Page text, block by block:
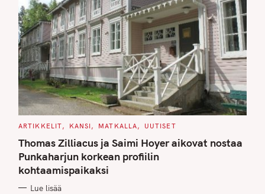
C
T
E
G
O
R
I
S
ARTIKKELIT KANSI MATKALLA UUTISET
Thomas Zilliacus ja Saimi Hoyer aikovat nostaa
Punkaharjun korkean profiilin
kohtaamispaikaksi
Lue lisää